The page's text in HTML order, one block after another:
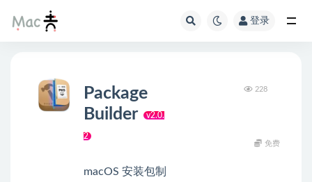
登录
Package
Builder
v2.0.
2
macOS 安装包制
228
免费